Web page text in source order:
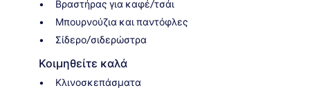
Βραστήρας για καφέ/τσάι
Μπουρνούζια και παντόφλες
Σίδερο/σιδερώστρα
Κοιμηθείτε καλά
Κλινοσκεπάσματα